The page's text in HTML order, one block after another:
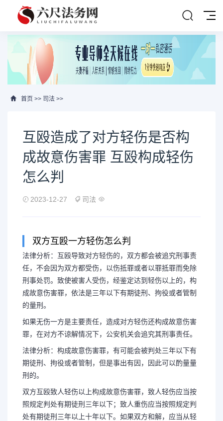
首页 >> 司法 >>
互殴造成了对方轻伤是否构
成故意伤害罪 互殴构成轻伤
怎么判
2023-12-27 司法
双方互殴一方轻伤怎么判
法律分析：互殴导致对方轻伤的，双方都会被追究刑事责
任，不会因为双方都受伤，以伤抵罪或者以罪抵罪而免除
刑事处罚。致使被害人受伤，经鉴定达到轻伤以上的，构
成故意伤害罪，依法是三年以下有期徒刑、拘役或者管制
的量刑。
如果无伤一方是主要责任，造成对方轻伤还构成故意伤害
罪，在对方不谅解情况下，公安机关会追究其刑事责任。
法律分析：构成故意伤害罪，有可能会被判处三年以下有
期徒刑、拘役或者管制，但是事出有因，因此可以酌量量
刑的。
双方互殴致人轻伤以上构成故意伤害罪，致人轻伤应当按
照规定判处有期徒刑三年以下；致人重伤应当按照规定判
处有期徒刑三年以上十年以下。如果双方和解，应当从轻
互殴造成了对方轻伤是否
互殴构成轻伤
法律分析：互殴导致对方轻伤
责任，不会因为双方都受伤，以伤
刑事处罚。致使被害人受伤，经鉴
故意伤害罪...